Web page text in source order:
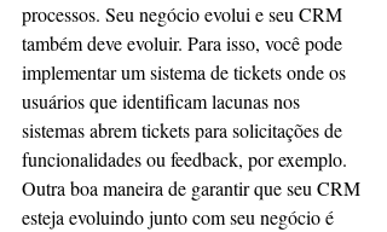
processos. Seu negócio evolui e seu CRM
também deve evoluir. Para isso, você pode
implementar um sistema de tickets onde os
usuários que identificam lacunas nos
sistemas abrem tickets para solicitações de
funcionalidades ou feedback, por exemplo.
Outra boa maneira de garantir que seu CRM
esteja evoluindo junto com seu negócio é